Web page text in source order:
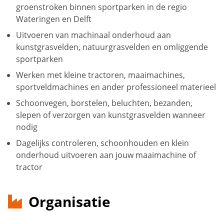
groenstroken binnen sportparken in de regio
Wateringen en Delft
Uitvoeren van machinaal onderhoud aan
kunstgrasvelden, natuurgrasvelden en omliggende
sportparken
Werken met kleine tractoren, maaimachines,
sportveldmachines en ander professioneel materieel
Schoonvegen, borstelen, beluchten, bezanden,
slepen of verzorgen van kunstgrasvelden wanneer
nodig
Dagelijks controleren, schoonhouden en klein
onderhoud uitvoeren aan jouw maaimachine of
tractor
Organisatie